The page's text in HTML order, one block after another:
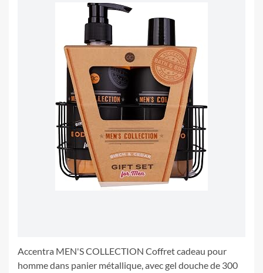
Accentra MEN'S COLLECTION Coffret cadeau pour
homme dans panier métallique, avec gel douche de 300